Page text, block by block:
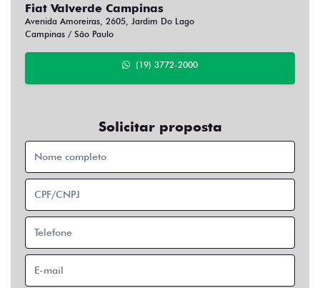
Fiat Valverde Campinas
Avenida Amoreiras, 2605, Jardim Do Lago
Campinas / São Paulo
(19) 3772-2000
Solicitar proposta